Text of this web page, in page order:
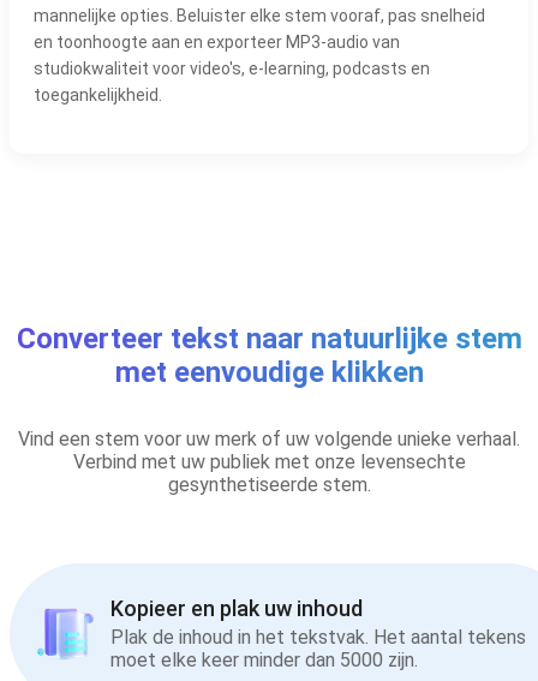
mannelijke opties. Beluister elke stem vooraf, pas snelheid
en toonhoogte aan en exporteer MP3-audio van
studiokwaliteit voor video's, e-learning, podcasts en
toegankelijkheid.
Converteer tekst naar natuurlijke stem
met eenvoudige klikken
Vind een stem voor uw merk of uw volgende unieke verhaal.
Verbind met uw publiek met onze levensechte
gesynthetiseerde stem.
Kopieer en plak uw inhoud
Plak de inhoud in het tekstvak. Het aantal tekens
moet elke keer minder dan 5000 zijn.